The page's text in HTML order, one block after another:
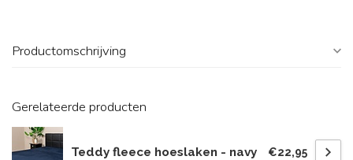
Productomschrijving
Gerelateerde producten
Teddy fleece hoeslaken - navy €22,95